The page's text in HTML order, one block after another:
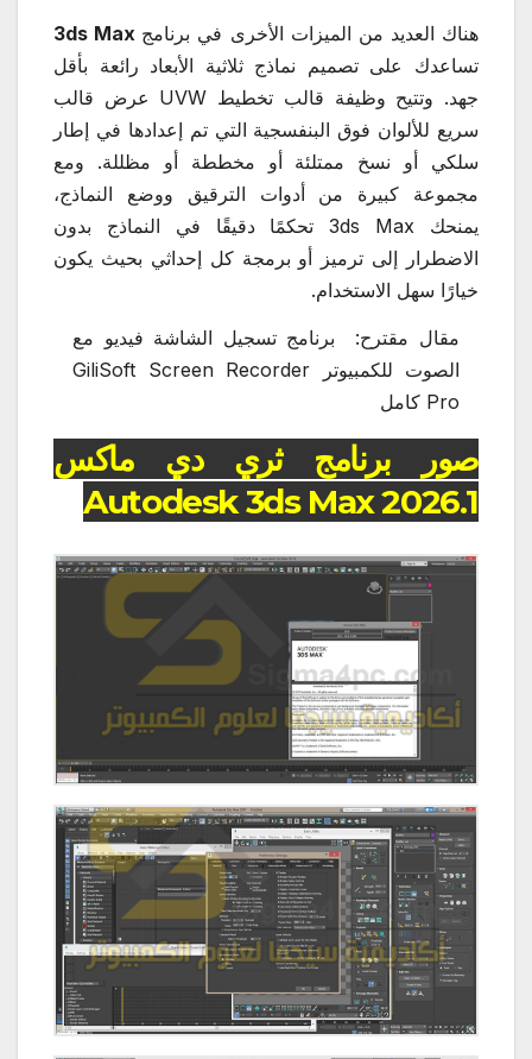
هناك العديد من الميزات الأخرى في برنامج
تساعدك على تصميم نماذج ثلاثية الأبعاد رائعة بأقل
جهد. وتتيح وظيفة قالب تخطيط UVW عرض قالب
سريع للألوان فوق البنفسجية التي تم إعدادها في إطار
سلكي أو نسخ ممتلئة أو مخططة أو مظللة. ومع
مجموعة كبيرة من أدوات الترقيق ووضع النماذج،
يمنحك 3ds Max تحكمًا دقيقًا في النماذج بدون
الاضطرار إلى ترميز أو برمجة كل إحداثي بحيث يكون
خيارًا سهل الاستخدام.
مقال مقترح:
برنامج تسجيل الشاشة فيديو مع
الصوت للكمبيوتر GiliSoft Screen Recorder
Pro كامل
صور برنامج ثري دي ماكس
Autodesk 3ds Max 2026.1